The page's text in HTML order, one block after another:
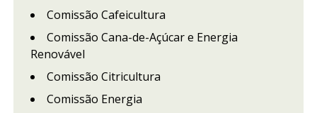
Comissão Cafeicultura
Comissão Cana-de-Açúcar e Energia
Renovável
Comissão Citricultura
Comissão Energia